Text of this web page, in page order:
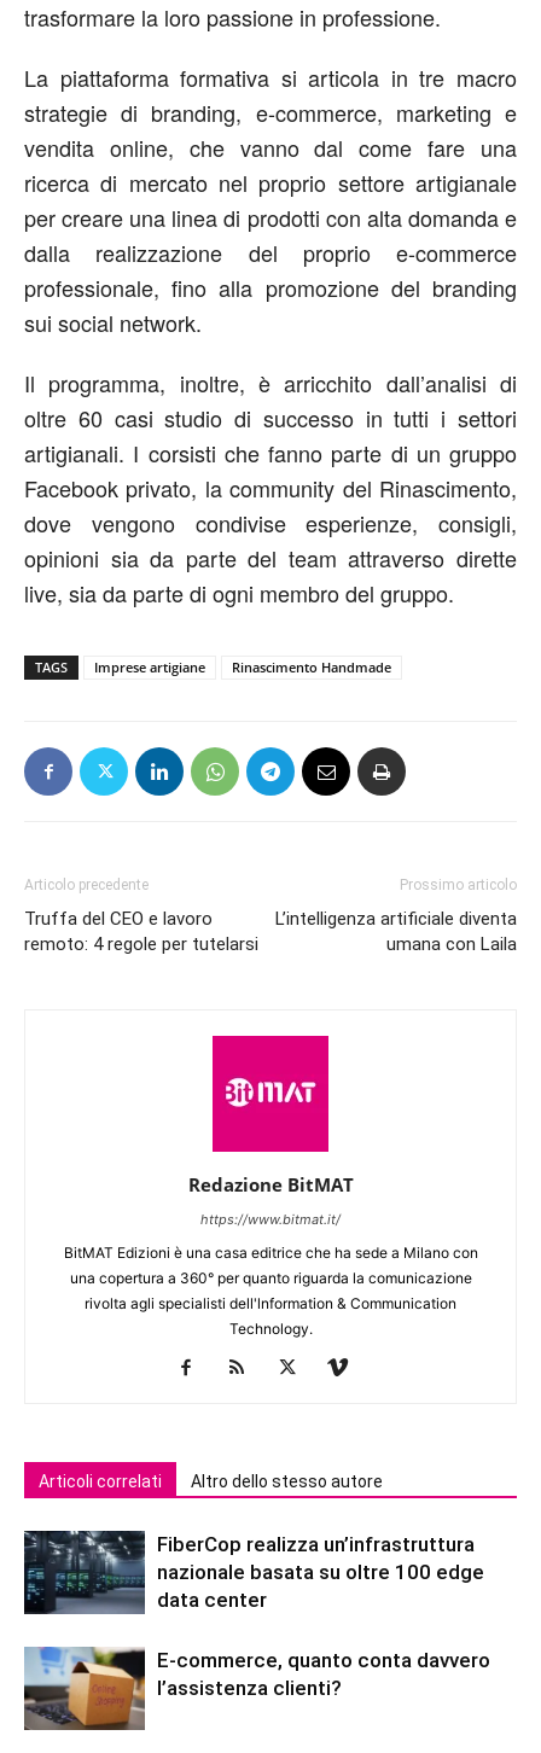
trasformare la loro passione in professione.
La piattaforma formativa si articola in tre macro
strategie di branding, e-commerce, marketing e
vendita online, che vanno dal come fare una
ricerca di mercato nel proprio settore artigianale
per creare una linea di prodotti con alta domanda e
dalla realizzazione del proprio e-commerce
professionale, fino alla promozione del branding
sui social network.
Il programma, inoltre, è arricchito dall’analisi di
oltre 60 casi studio di successo in tutti i settori
artigianali. I corsisti che fanno parte di un gruppo
Facebook privato, la community del Rinascimento,
dove vengono condivise esperienze, consigli,
opinioni sia da parte del team attraverso dirette
live, sia da parte di ogni membro del gruppo.
TAGS Imprese artigiane Rinascimento Handmade
Articolo precedente
Truffa del CEO e lavoro
remoto: 4 regole per tutelarsi
Prossimo articolo
L’intelligenza artificiale diventa
umana con Laila
Redazione BitMAT
https://www.bitmat.it/
BitMAT Edizioni è una casa editrice che ha sede a Milano con
una copertura a 360° per quanto riguarda la comunicazione
rivolta agli specialisti dell'lnformation & Communication
Technology.
Articoli correlati Altro dello stesso autore
FiberCop realizza un’infrastruttura
nazionale basata su oltre 100 edge
data center
E-commerce, quanto conta davvero
l’assistenza clienti?